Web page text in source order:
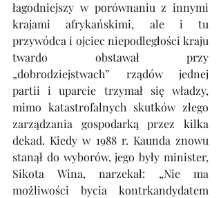
łagodniejszy w porównaniu z innymi
krajami afrykańskimi, ale i tu
przywódca i ojciec niepodległości kraju
twardo obstawał przy
„dobrodziejstwach” rządów jednej
partii i uparcie trzymał się władzy,
mimo katastrofalnych skutków złego
zarządzania gospodarką przez kilka
dekad. Kiedy w 1988 r. Kaunda znowu
stanął do wyborów, jego były minister,
Sikota Wina, narzekał: „Nie ma
możliwości bycia kontrkandydatem